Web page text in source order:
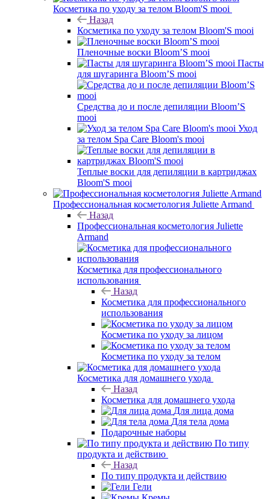
Косметика по уходу за телом Bloom'S mooi
Назад
Косметика по уходу за телом Bloom'S mooi
Пленочные воски Bloom’S mooi
Пасты
для шугаринга Bloom’S mooi
Средства до и после депиляции Bloom’S
mooi
Уход
за телом Spa Care Bloom's mooi
Теплые воски для депиляции в картриджах
Bloom'S mooi
Профессиональная косметология Juliette Armand
Назад
Профессиональная косметология Juliette
Armand
Косметика для профессионального
использования
Назад
Косметика для профессионального
использования
Косметика по уходу за лицом
Косметика по уходу за телом
Косметика для домашнего ухода
Назад
Косметика для домашнего ухода
Для лица дома
Для тела дома
Подарочные наборы
По типу
продукта и действию
Назад
По типу продукта и действию
Гели